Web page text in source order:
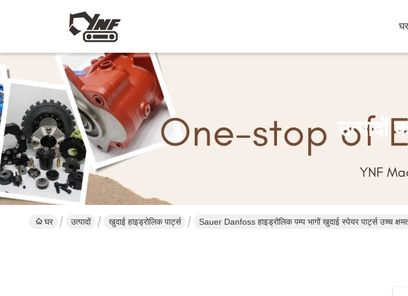
घर
उत्पादों
घर उत्पादों खुदाई हाइड्रोलिक पार्ट्स Sauer Danfoss हाइड्रोलिक पम्प भागों खुदाई स्पेयर पार्ट्स उच्च